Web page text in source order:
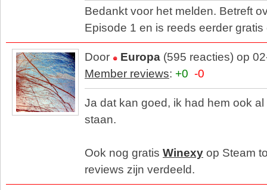
Bedankt voor het melden. Betreft
Episode 1 en is reeds eerder gratis
Door Europa (595 reacties) op
Member reviews: +0 -0
Ja dat kan goed, ik had hem ook
staan.
Ook nog gratis Winexy op Steam
reviews zijn verdeeld.